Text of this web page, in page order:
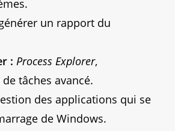
un rapport du
: Process Explorer,
tâches avancé.
des applications qui se
de Windows.